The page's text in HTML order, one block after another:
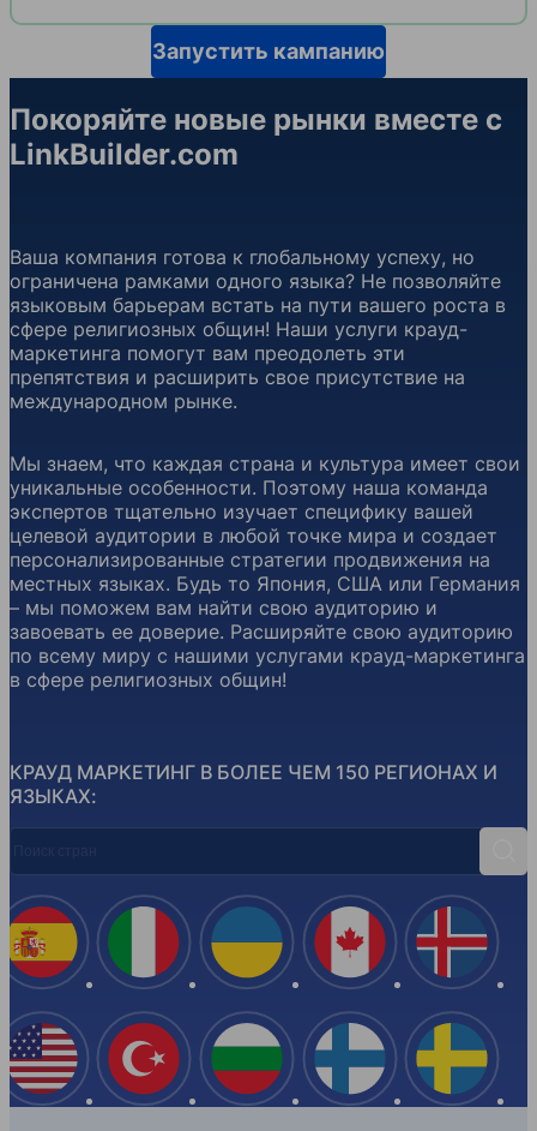
Запустить кампанию
Покоряйте новые рынки вместе с
LinkBuilder.com
КРАУД МАРКЕТИНГ В БОЛЕЕ ЧЕМ 150 РЕГИОНАХ И
ЯЗЫКАХ:
Ваша компания готова к глобальному успеху, но
ограничена рамками одного языка? Не позволяйте
языковым барьерам встать на пути вашего роста в
сфере религиозных общин! Наши услуги крауд-
маркетинга помогут вам преодолеть эти
препятствия и расширить свое присутствие на
международном рынке.
Мы знаем, что каждая страна и культура имеет свои
уникальные особенности. Поэтому наша команда
экспертов тщательно изучает специфику вашей
целевой аудитории в любой точке мира и создает
персонализированные стратегии продвижения на
местных языках. Будь то Япония, США или Германия
– мы поможем вам найти свою аудиторию и
завоевать ее доверие. Расширяйте свою аудиторию
по всему миру с нашими услугами крауд-маркетинга
в сфере религиозных общин!
Испания
США
Италия
Турция
Украина
Болгария
Канада
Финляндия